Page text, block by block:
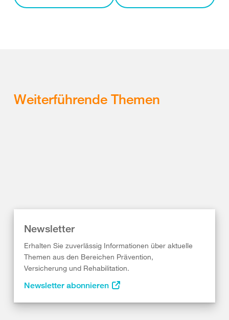
Weiterführende Themen
Newsletter
Erhalten Sie zuverlässig Informationen über aktuelle
Themen aus den Bereichen Prävention,
Versicherung und Rehabilitation.
Newsletter abonnieren